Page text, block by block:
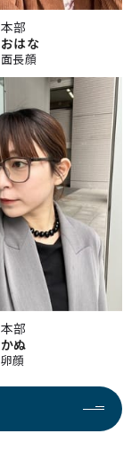
本部
おはな
面長顔
本部
かぬ
卵顔